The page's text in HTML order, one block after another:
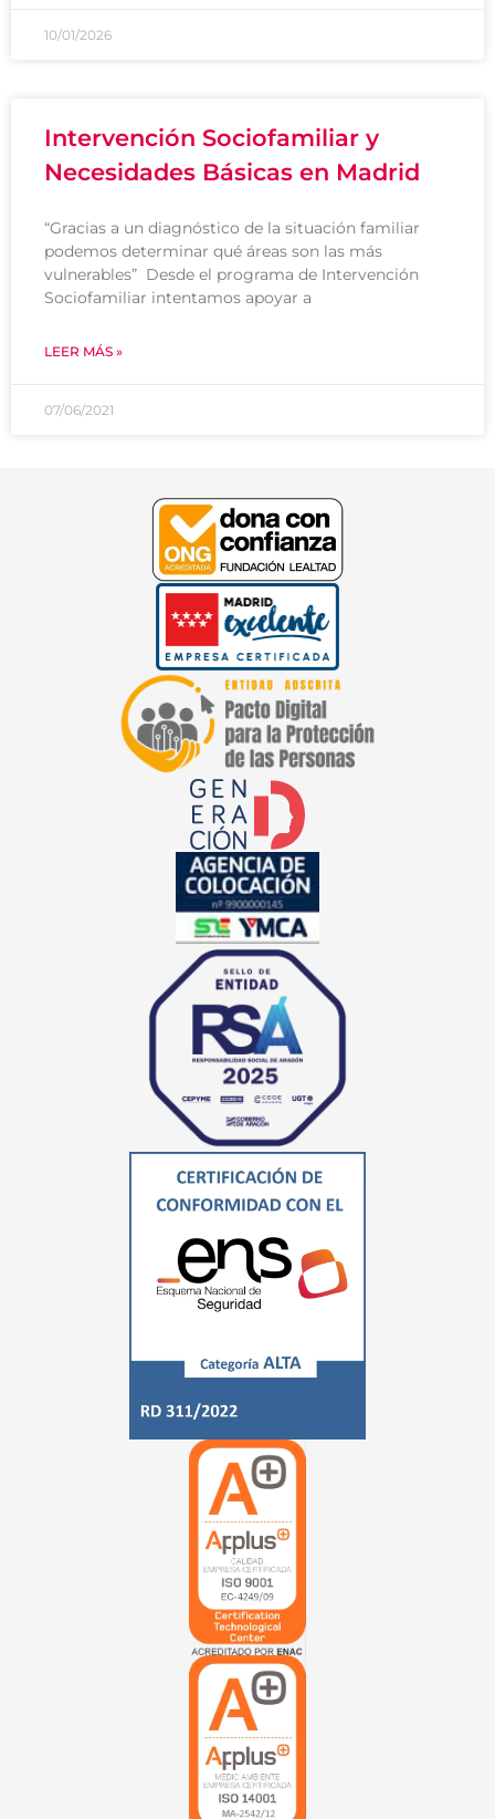
10/01/2026
Intervención Sociofamiliar y
Necesidades Básicas en Madrid
“Gracias a un diagnóstico de la situación familiar
podemos determinar qué áreas son las más
vulnerables” Desde el programa de Intervención
Sociofamiliar intentamos apoyar a
LEER MÁS »
07/06/2021